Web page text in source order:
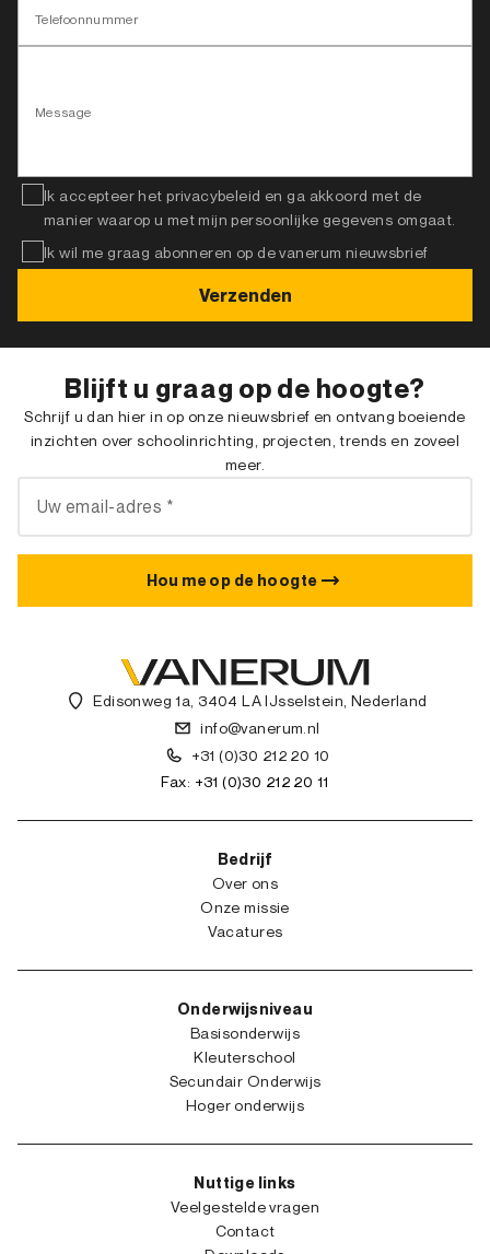
Telefoonnummer
Message
Ik accepteer het privacybeleid en ga akkoord met de
manier waarop u met mijn persoonlijke gegevens omgaat.
Ik wil me graag abonneren op de vanerum nieuwsbrief
Blijft u graag op de hoogte?
Schrijf u dan hier in op onze nieuwsbrief en ontvang boeiende
inzichten over schoolinrichting, projecten, trends en zoveel
meer.
Hou me op de hoogte
Edisonweg 1a, 3404 LA IJsselstein, Nederland
info@vanerum.nl
+31 (0)30 212 20 10
Fax: +31 (0)30 212 20 11
Bedrijf
Over ons
Onze missie
Vacatures
Onderwijsniveau
Basisonderwijs
Kleuterschool
Secundair Onderwijs
Hoger onderwijs
Nuttige links
Veelgestelde vragen
Contact